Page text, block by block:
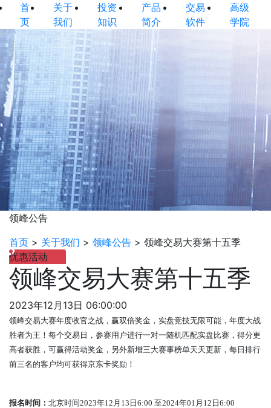
首
页
关于
我们
投资
知识
产品
简介
交易
软件
高级
学院
领峰公告
首页 > 关于我们 > 领峰公告 > 领峰交易大赛第十五季
优惠活动
领峰交易大赛第十五季
2023年12月13日 06:00:00
领峰交易大赛年度收官之战，赢双倍奖金，实盘竞技无限可能，年度大战
胜者为王！每个交易日，参赛用户进行一对一随机匹配实盘比赛，得分更
高者获胜，可赢得活动奖金，另外新增三大赛事榜单天天更新，每日排行
前三名的客户均可获得京东卡奖励！
报名时间： 北京时间2023年12 月 13 日 6:00 至2024年01 月 12 日 6:00